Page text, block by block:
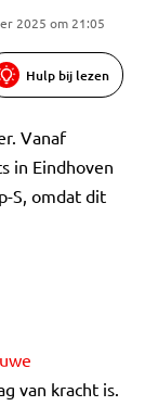
2025 om 21:05
Hulp bij lezen
Vanaf
in Eindhoven
S, omdat dit
van kracht is.